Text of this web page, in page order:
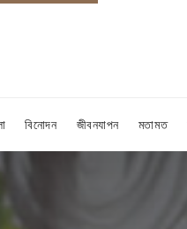
বিনোদন জীবনযাপন মতামত